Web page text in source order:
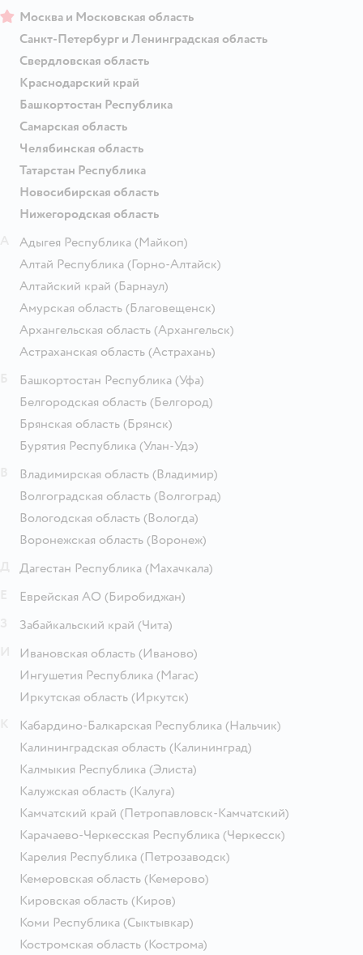
Москва и Московская область
Санкт-Петербург и Ленинградская область
Свердловская область
Краснодарский край
Башкортостан Республика
Самарская область
Челябинская область
Татарстан Республика
Новосибирская область
Нижегородская область
Адыгея Республика (Майкоп)
Алтай Республика (Горно-Алтайск)
Алтайский край (Барнаул)
Амурская область (Благовещенск)
Архангельская область (Архангельск)
Астраханская область (Астрахань)
Башкортостан Республика (Уфа)
Белгородская область (Белгород)
Брянская область (Брянск)
Бурятия Республика (Улан-Удэ)
Владимирская область (Владимир)
Волгоградская область (Волгоград)
Вологодская область (Вологда)
Воронежская область (Воронеж)
Дагестан Республика (Махачкала)
Еврейская АО (Биробиджан)
Забайкальский край (Чита)
Ивановская область (Иваново)
Ингушетия Республика (Магас)
Иркутская область (Иркутск)
Кабардино-Балкарская Республика (Нальчик)
Калининградская область (Калининград)
Калмыкия Республика (Элиста)
Калужская область (Калуга)
Камчатский край (Петропавловск-Камчатский)
Карачаево-Черкесская Республика (Черкесск)
Карелия Республика (Петрозаводск)
Кемеровская область (Кемерово)
Кировская область (Киров)
Коми Республика (Сыктывкар)
Костромская область (Кострома)